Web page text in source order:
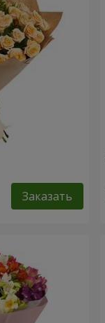
Заказать